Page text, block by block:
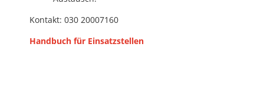
Kontakt: 030 20007160
Handbuch für Einsatzstellen